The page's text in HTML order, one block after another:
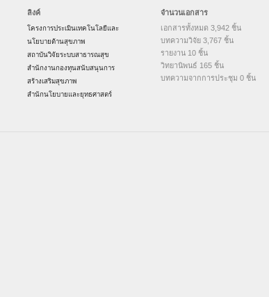
ลิงค์
โครงการประเมินเทคโนโลยีและ
นโยบายด้านสุขภาพ
สถาบันวิจัยระบบสาธารณสุข
สำนักงานกองทุนสนับสนุนการ
สร้างเสริมสุขภาพ
สำนักนโยบายและยุทธศาสตร์
จำนวนเอกสาร
เอกสารทั้งหมด 3,942 ชิ้น
บทความวิจัย 3,767 ชิ้น
รายงาน 10 ชิ้น
วิทยานิพนธ์ 165 ชิ้น
บทความจากการประชุม 0 ชิ้น